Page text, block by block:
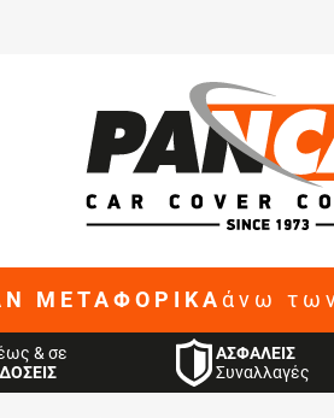
ΜΕΤΑΦΟΡΙΚΑ άνω
& σε
ΑΣΦΑΛΕΙΣ
Συναλλαγές